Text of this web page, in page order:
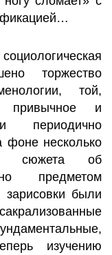
торжество
той,
привычное и
периодично
фоне несколько
сюжета об
предметом
зарисовки были
изучению